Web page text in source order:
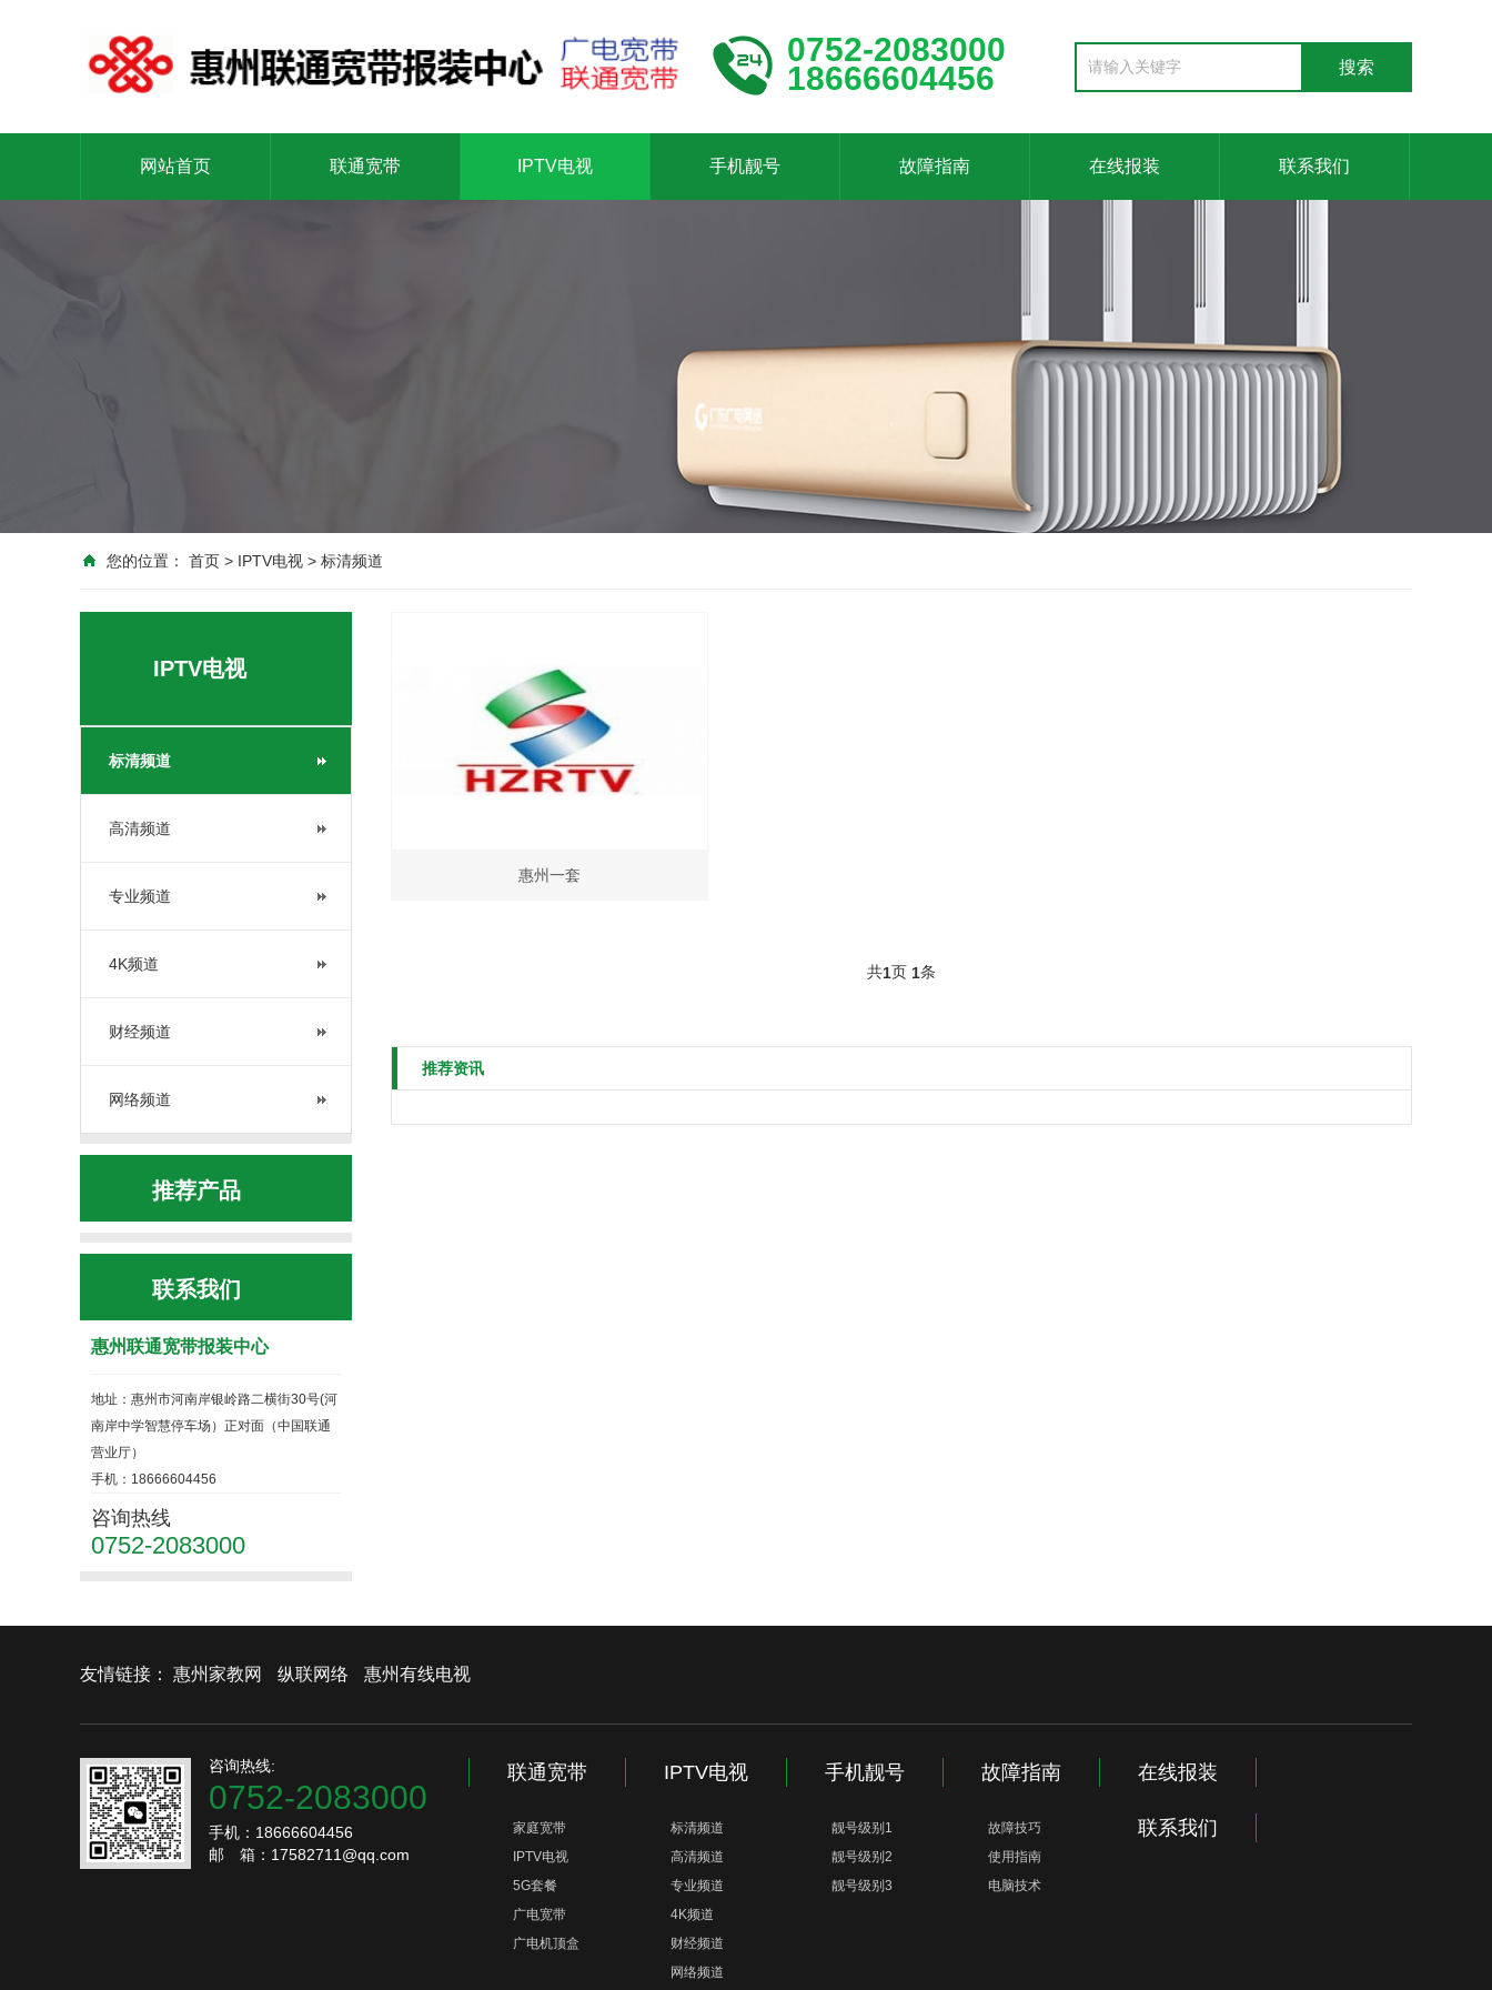
0752-2083000
18666604456
网站首页 联通宽带 IPTV电视 手机靓号 故障指南 在线报装 联系我们
您的位置： 首页 > IPTV电视 > 标清频道
IPTV电视
标清频道
高清频道
专业频道
4K频道
财经频道
网络频道
推荐产品
联系我们
惠州联通宽带报装中心
地址：惠州市河南岸银岭路二横街30号(河
南岸中学智慧停车场）正对面（中国联通
营业厅）
手机：18666604456
咨询热线
0752-2083000
惠州一套
共1页 1条
推荐资讯
友情链接： 惠州家教网 纵联网络 惠州有线电视
咨询热线:
0752-2083000
手机：18666604456
邮 箱：17582711@qq.com
联通宽带
家庭宽带
IPTV电视
5G套餐
广电宽带
广电机顶盒
IPTV电视
标清频道
高清频道
专业频道
4K频道
财经频道
网络频道
手机靓号
靓号级别1
靓号级别2
靓号级别3
故障指南
故障技巧
使用指南
电脑技术
在线报装
联系我们